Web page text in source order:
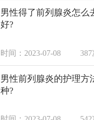
男性得了前列腺炎怎么
好?
时间：2023-07-08 387
男性前列腺炎的护理方
种?